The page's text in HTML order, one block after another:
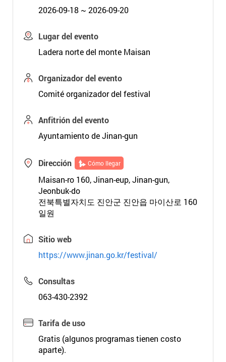
2026-09-18 ~ 2026-09-20
Lugar del evento
Ladera norte del monte Maisan
Organizador del evento
Comité organizador del festival
Anfitrión del evento
Ayuntamiento de Jinan-gun
Dirección Cómo llegar
Maisan-ro 160, Jinan-eup, Jinan-gun,
Jeonbuk-do
전북특별자치도 진안군 진안읍 마이산로 160
일원
Sitio web
https://www.jinan.go.kr/festival/
Consultas
063-430-2392
Tarifa de uso
Gratis (algunos programas tienen costo
aparte).